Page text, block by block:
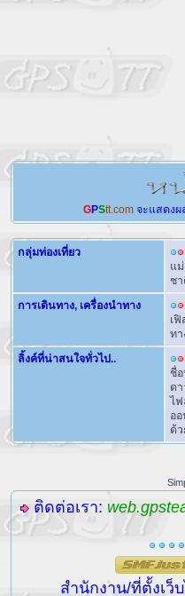
GPStt.com จะแสดงผ
กลุ่มท่องเที่ยว
แ
ช
การเดินทาง, เครื่องนำทาง
เ
ทา
ลิ้งค์ที่น่าสนใจทั่วไป..
ชื่
ด
ไฟ
อ
ด้ว
ติดต่อเรา:
สำนักงาน/ที่ตั้งเว็